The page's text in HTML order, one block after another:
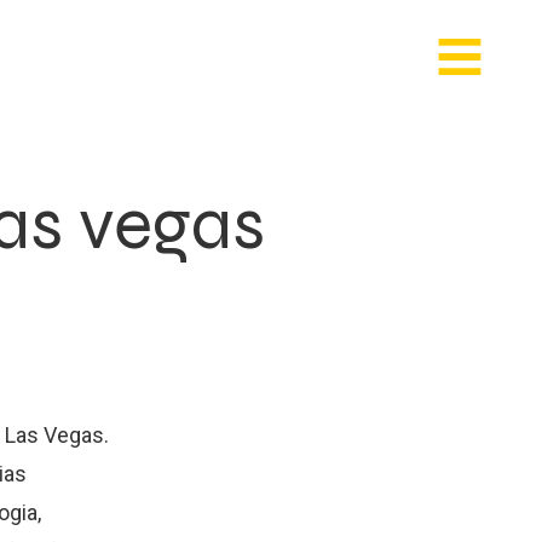
vegas
Vegas.